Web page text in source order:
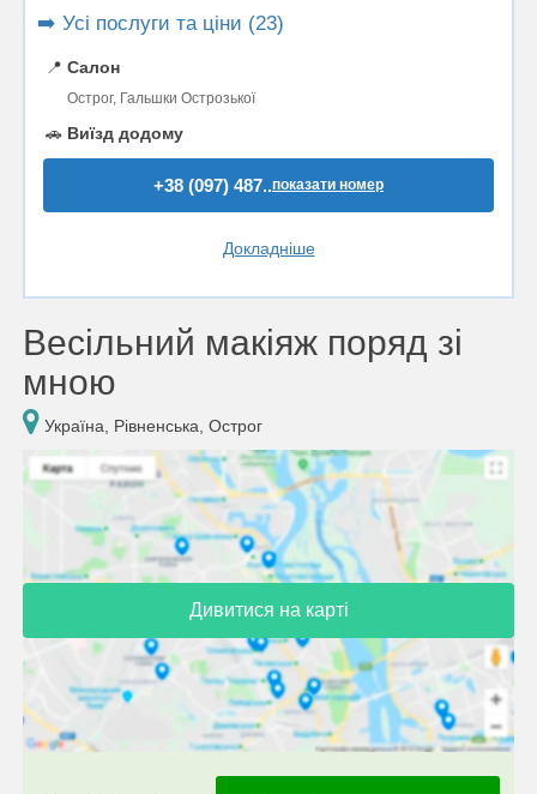
➡️ Усі послуги та ціни (23)
📍 Салон
Острог, Гальшки Острозької
🚗 Виїзд додому
+38 (097) 487..показати номер
Докладніше
Весільний макіяж поряд зі
мною
Україна, Рівненська, Острог
Дивитися на карті